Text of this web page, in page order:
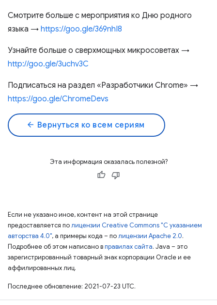
Смотрите больше с мероприятия ко Дню родного
языка → https://goo.gle/369nhI8
Узнайте больше о сверхмощных микросоветах →
http://goo.gle/3uchv3C
Подписаться на раздел «Разработчики Chrome» →
https://goo.gle/ChromeDevs
arrow_back Вернуться ко всем сериям
Эта информация оказалась полезной?
Если не указано иное, контент на этой странице
предоставляется полицензии Creative Commons "С указанием
авторства 4.0", а примеры кода – полицензии Apache 2.0.
Подробнее об этом написано вправилах сайта. Java – это
зарегистрированный товарный знак корпорации Oracle и ее
аффилированных лиц.
Последнее обновление: 2021-07-23 UTC.